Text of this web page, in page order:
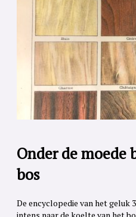
Onder de moede
bos
De encyclopedie van het geluk